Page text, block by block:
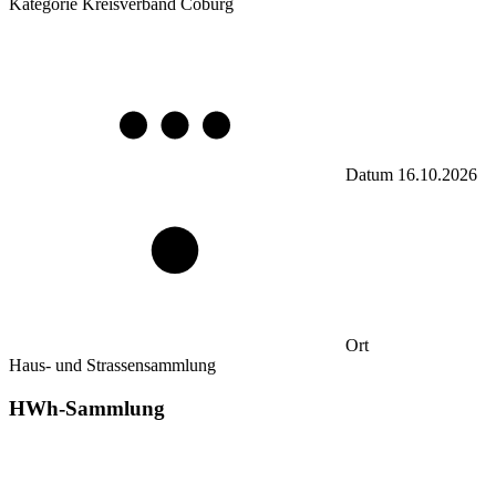
Datum 16.10.2026
Ort
Haus- und Strassensammlung
HWh-Sammlung